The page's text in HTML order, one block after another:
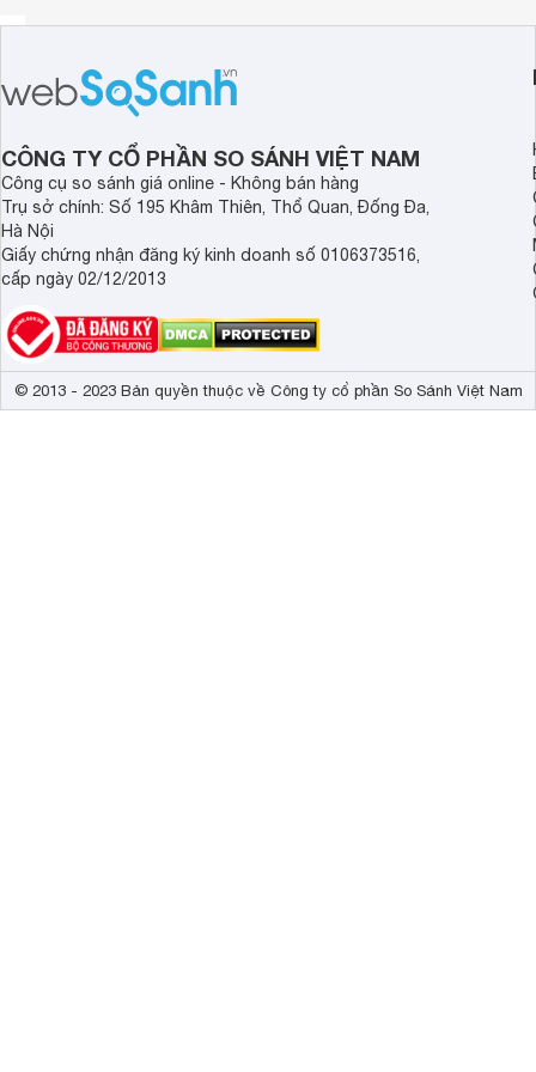
Cổng âm thanh ra 1 HDMI, 1 RCA
Cổng USB 2 x USB
Cổng điều khiển PTZ RS - 485
ATM/POS Ethernet POS
Cổng mạng RJ45 - 10/100/ 1G
Chuẩn nén hình H264
Hệ điều hành Linux
Báo động trễ/sớm 5 giây/5 giây - 5 phút
Chế độ ghi hình liên tục/có chuyển động/báo động
Tìm kiếm xem lại theo thời gian, sự kiện hay panorama
Xem qua internet Netus, EI, Mac & SmartEyesPro (IOS/
Chuẩn ONVIF Profile S
Số lượng ổ cứng 1 HDD
Nhiệt độ hoạt động 5 ~ 40 độ C
Lưu ý: Hình ảnh sản phẩm chỉ có tính chất minh họa, chi
CÔNG TY CỔ PHẦN SO SÁNH VIỆT NAM
Công cụ so sánh giá online - Không bán hàng
Trụ sở chính: Số 195 Khâm Thiên, Thổ Quan, Đống Đa,
Hà Nội
Giấy chứng nhận đăng ký kinh doanh số 0106373516,
cấp ngày 02/12/2013
© 2013 - 2023 Bản quyền thuộc về Công ty cổ phần So Sánh Việt Nam